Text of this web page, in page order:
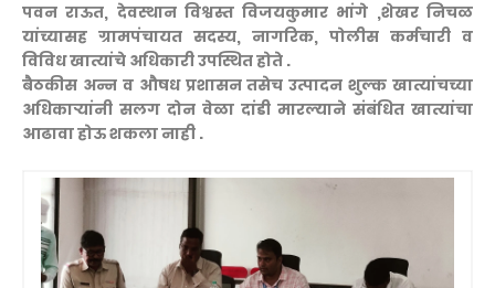
पवन राऊत, देवस्थान विश्वस्त विजयकुमार भांगे ,शेखर निचळ
यांच्यासह ग्रामपंचायत सदस्य, नागरिक, पोलीस कर्मचारी व
विविध खात्यांचे अधिकारी उपस्थित होते .
बैठकीस अन्न व औषध प्रशासन तसेच उत्पादन शुल्क खात्यांचच्या
अधिकाऱ्यांनी सलग दोन वेळा दांडी मारल्याने संबंधित खात्यांचा
आढावा होऊ शकला नाही .